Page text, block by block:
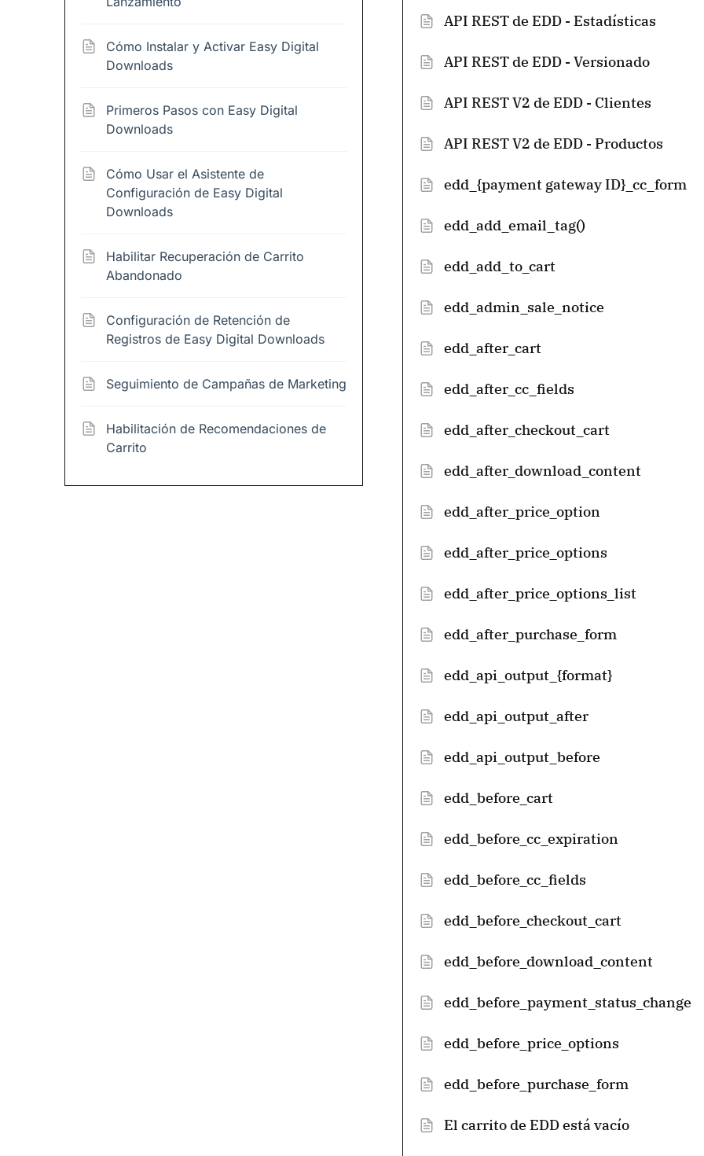
Cómo Instalar y Activar Easy Digital
Downloads
Primeros Pasos con Easy Digital
Downloads
Cómo Usar el Asistente de
Configuración de Easy Digital
Downloads
Habilitar Recuperación de Carrito
Abandonado
Configuración de Retención de
Registros de Easy Digital Downloads
Seguimiento de Campañas de Marketing
Habilitación de Recomendaciones de
Carrito
API REST de EDD - Estadísticas
API REST de EDD - Versionado
API REST V2 de EDD - Clientes
API REST V2 de EDD - Productos
edd_{payment gateway ID}_cc_form
edd_add_email_tag()
edd_add_to_cart
edd_admin_sale_notice
edd_after_cart
edd_after_cc_fields
edd_after_checkout_cart
edd_after_download_content
edd_after_price_option
edd_after_price_options
edd_after_price_options_list
edd_after_purchase_form
edd_api_output_{format}
edd_api_output_after
edd_api_output_before
edd_before_cart
edd_before_cc_expiration
edd_before_cc_fields
edd_before_checkout_cart
edd_before_download_content
edd_before_payment_status_change
edd_before_price_options
edd_before_purchase_form
El carrito de EDD está vacío